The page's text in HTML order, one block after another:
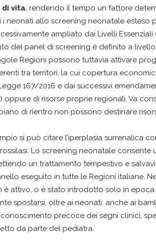
vita, rendendo il tempo un fattore
i neonati allo screening neonatale esteso
ampliato dai Livelli Essenziali
del panel di screening è definito a
Regioni possono tuttavia attivare
tra territori, la cui copertura
167/2016 e dai successivi
oppure di risorse proprie regionali. Va
di rientro non possono destinare
si può citare l’iperplasia surrenalica
Lo screening neonatale
un trattamento tempestivo e
eseguito in tutte le Regioni italiane.
è attivo, o è stato introdotto solo in epoca
spostarsi, oltre ai neonati, anche ai
precoce dei segni clinici,
da parte del pediatra.